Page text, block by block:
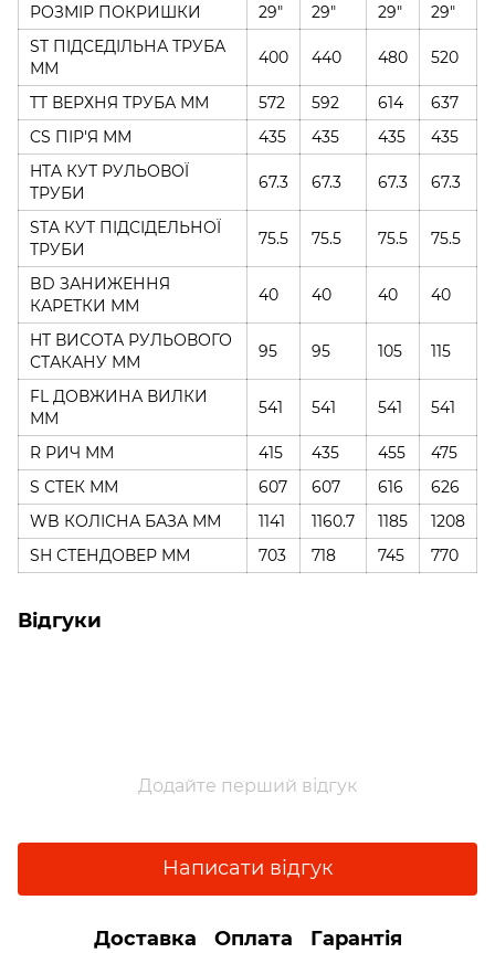
РОЗМІР ПОКРИШКИ
29" 29" 29"
29"
ST ПІДСЕДІЛЬНА ТРУБА
ММ
400 440 480 520
TT ВЕРХНЯ ТРУБА ММ 572 592 614
637
CS ПІР'Я ММ
435 435 435
435
HTA КУТ РУЛЬОВОЇ
ТРУБИ
67.3 67.3 67.3 67.3
STA КУТ ПІДСІДЕЛЬНОЇ
ТРУБИ
75.5 75.5 75.5 75.5
BD ЗАНИЖЕННЯ
КАРЕТКИ ММ
40 40 40 40
HT ВИСОТА РУЛЬОВОГО
СТАКАНУ ММ
95 95 105 115
FL ДОВЖИНА ВИЛКИ
ММ
541 541 541 541
R РИЧ ММ 415 435 455
475
S СТЕК ММ
607 607 616
626
WB КОЛІСНА БАЗА ММ
1141 1160.7 1185
1208
SH СТЕНДОВЕР ММ
703 718 745 770
Відгуки
Додайте перший відгук
Написати відгук
Доставка Оплата Гарантія